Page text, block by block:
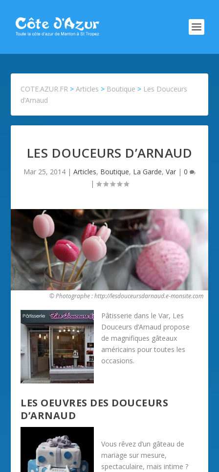
COTE.AZUR.FR >Articles > Boutique > Les Douceurs
d’Arnaud
LES DOUCEURS D’ARNAUD
Mar 25, 2014 | Articles, Boutique, La Garde, Var | 0
|
© Photographe : http://lesdouceursdarnaud.e-monsite.com
Pâtisserie dans le Var, Les
Douceurs d’Arnaud propose
de magnifiques gâteaux
américains pour toutes les
occasions.
LES OEUVRES DES DOUCEURS
D’ARNAUD
Vous rêvez d’un gâteau de
mariage sur mesure,
spectaculaire, mais intime ?